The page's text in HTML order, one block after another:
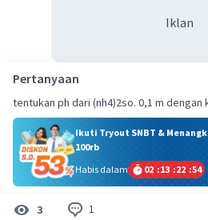
Iklan
Pertanyaan
tentukan ph dari (nh4)2so. 0,1 m dengan
Ikuti Tryout SNBT &
100rb
Habis dalam
02 :13 :22 :54
3 1